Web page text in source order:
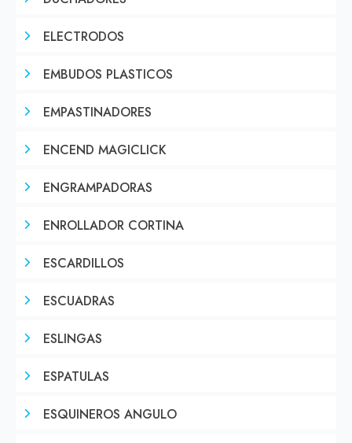
ELECTRODOS
EMBUDOS PLASTICOS
EMPASTINADORES
ENCEND MAGICLICK
ENGRAMPADORAS
ENROLLADOR CORTINA
ESCARDILLOS
ESCUADRAS
ESLINGAS
ESPATULAS
ESQUINEROS ANGULO